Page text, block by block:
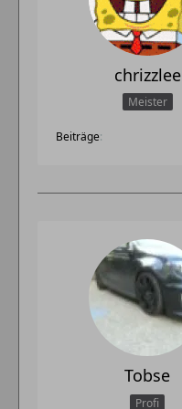
chrizzlee
Meister
Beiträge
Tobse
Profi